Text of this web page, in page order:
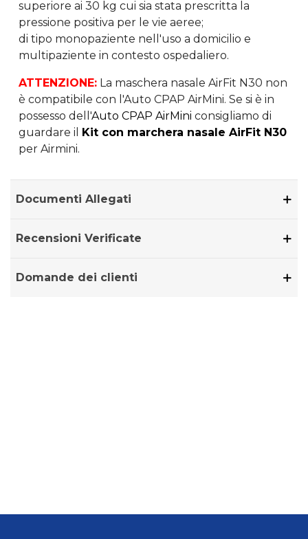
superiore ai 30 kg cui sia stata prescritta la
pressione positiva per le vie aeree;
di tipo monopaziente nell'uso a domicilio e
multipaziente in contesto ospedaliero.
ATTENZIONE: La maschera nasale AirFit N30 non
è compatibile con l'Auto CPAP AirMini. Se si è in
possesso dell'Auto CPAP AirMini consigliamo di
guardare il Kit con marchera nasale AirFit N30
per Airmini.
Documenti Allegati
Recensioni Verificate
Domande dei clienti